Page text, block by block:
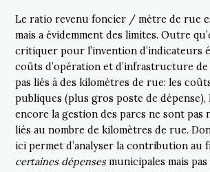
Le ratio revenu foncier / mètre de rue
mais a évidemment des limites. Outre
critiquer pour l’invention d’indicateurs
coûts d’opération et d’infrastructure
pas liés à des kilomètres de rue: les
publiques (plus gros poste de
encore la gestion des parcs ne sont pas
liés au nombre de kilomètres de rue.
ici permet d’analyser la contribution au
certaines dépensesmunicipales mais pas